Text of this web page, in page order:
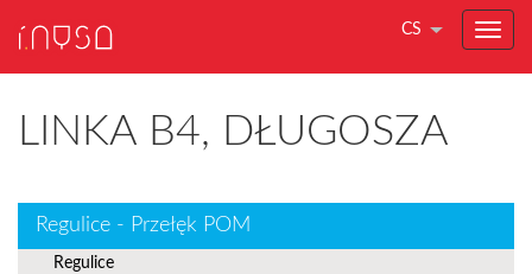
CS
LINKA B4, DŁUGOSZA
Regulice - Przełęk POM
Regulice